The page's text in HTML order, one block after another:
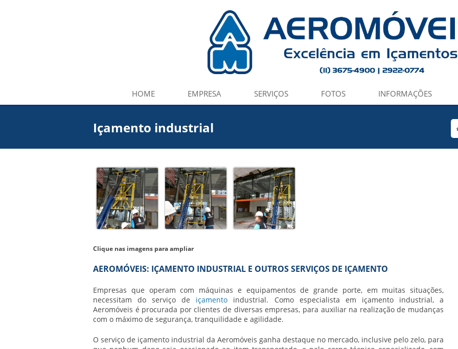
HOME EMPRESA SERVIÇOS FOTOS INFORMAÇÕES
Içamento industrial
Clique nas imagens para ampliar
AEROMÓVEIS: IÇAMENTO INDUSTRIAL E OUTROS SERVIÇOS DE IÇAMENTO
Empresas que operam com máquinas e equipamentos de grande porte, em muitas situações,
necessitam do serviço de içamento industrial. Como especialista em içamento industrial, a
Aeromóveis é procurada por clientes de diversas empresas, para auxiliar na realização de mudanças
com o máximo de segurança, tranquilidade e agilidade.
O serviço de içamento industrial da Aeromóveis ganha destaque no mercado, inclusive pelo zelo, para